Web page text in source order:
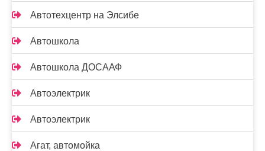
Автотехцентр на Элсибе
Автошкола
Автошкола ДОСААФ
Автоэлектрик
Автоэлектрик
Агат, автомойка